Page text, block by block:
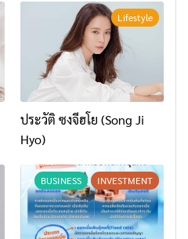
Lifestyle
ประวัติ ซงจีฮโย (Song Ji
Hyo)
BUSINESS INVESTMENT